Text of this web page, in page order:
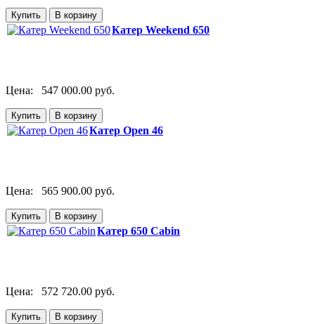
Катер Weekend 650
Цена: 547 000.00 руб.
Катер Open 46
Цена: 565 900.00 руб.
Катер 650 Cabin
Цена: 572 720.00 руб.